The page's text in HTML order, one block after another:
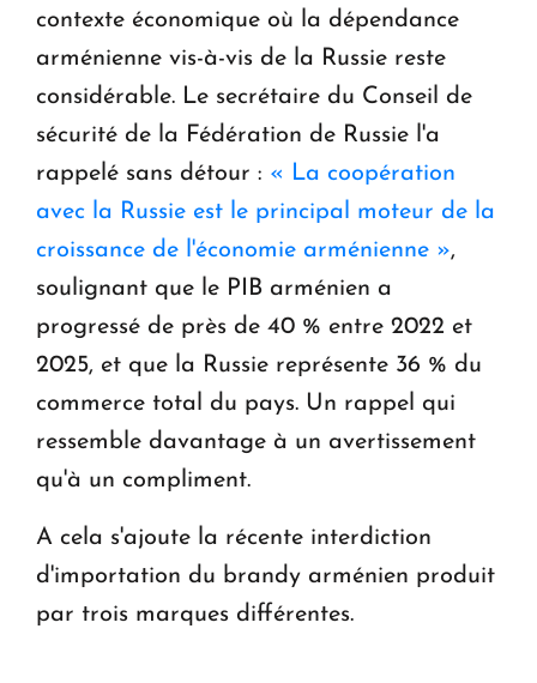
contexte économique où la dépendance
arménienne vis-à-vis de la Russie reste
considérable. Le secrétaire du Conseil de
sécurité de la Fédération de Russie l'a
rappelé sans détour : « La coopération
avec la Russie est le principal moteur de la
croissance de l'économie arménienne »,
soulignant que le PIB arménien a
progressé de près de 40 % entre 2022 et
2025, et que la Russie représente 36 % du
commerce total du pays. Un rappel qui
ressemble davantage à un avertissement
qu'à un compliment.
A cela s'ajoute la récente interdiction
d'importation du brandy arménien produit
par trois marques différentes.